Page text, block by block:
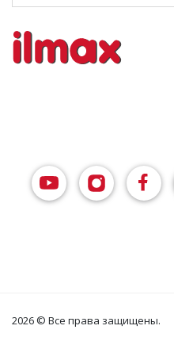
2026 © Все права защищены.